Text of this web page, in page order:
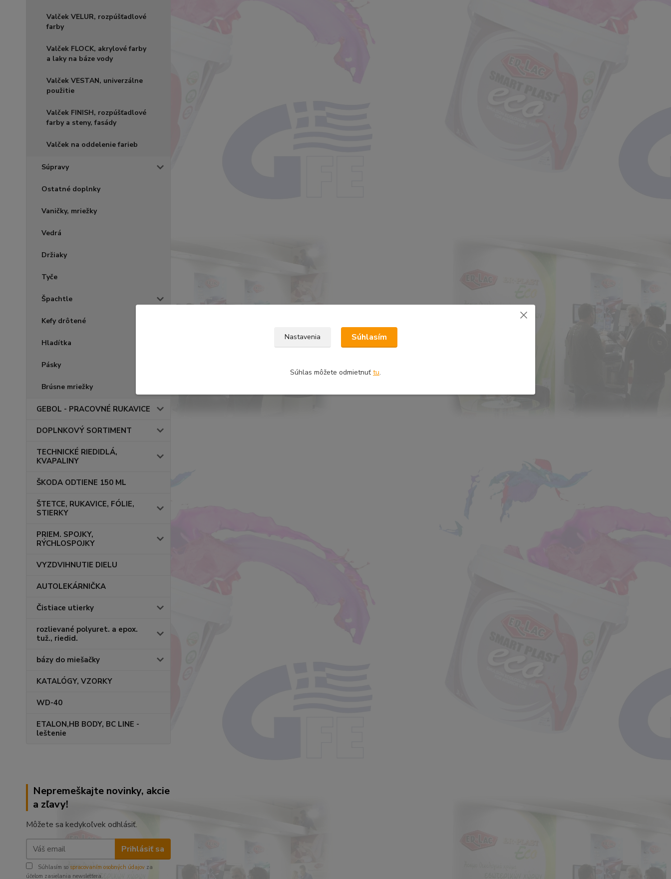
Valček VELUR, rozpúšťadlové
farby
Valček FLOCK, akrylové farby
a laky na báze vody
Valček VESTAN, univerzálne
použitie
Valček FINISH, rozpúšťadlové
farby a steny, fasády
Valček na oddelenie farieb
Súpravy
Ostatné doplnky
Vaničky, mriežky
Vedrá
Držiaky
Tyče
Špachtle
Kefy drôtené
Hladítka
Pásky
Brúsne mriežky
GEBOL - PRACOVNÉ RUKAVICE
DOPLNKOVÝ SORTIMENT
TECHNICKÉ RIEDIDLÁ,
KVAPALINY
ŠKODA ODTIENE 150 ML
ŠTETCE, RUKAVICE, FÓLIE,
STIERKY
PRIEM. SPOJKY,
RÝCHLOSPOJKY
VYZDVIHNUTIE DIELU
AUTOLEKÁRNIČKA
Čistiace utierky
rozlievané polyuret. a epox.
tuž., riedid.
bázy do miešačky
KATALÓGY, VZORKY
WD-40
ETALON,HB BODY, BC LINE -
leštenie
Nepremeškajte novinky, akcie
a zľavy!
Môžete sa kedykoľvek odhlásiť.
Prihlásiť sa
Súhlasím so spracovaním osobných údajov za
účelom zasielania newslettera.
Nastavenia Súhlasím
Súhlas môžete odmietnuť tu.